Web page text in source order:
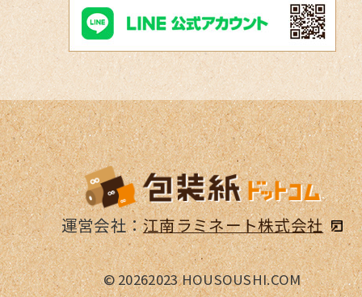
運営会社：江南ラミネート株式会社
©20262023 HOUSOUSHI.COM